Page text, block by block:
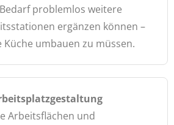
problemlos weitere
ergänzen können –
Küche umbauen zu müssen.
Arbeitsflächen und